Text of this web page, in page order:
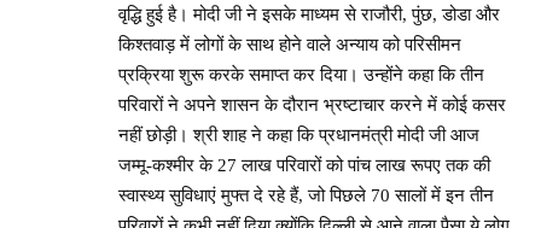
वृद्धि हुई है। मोदी जी ने इसके माध्यम से राजौरी, पुंछ, डोडा और
किश्तवाड़ में लोगों के साथ होने वाले अन्याय को परिसीमन
प्रक्रिया शुरू करके समाप्त कर दिया। उन्होंने कहा कि तीन
परिवारों ने अपने शासन के दौरान भ्रष्टाचार करने में कोई कसर
नहीं छोड़ी। श्री शाह ने कहा कि प्रधानमंत्री मोदी जी आज
जम्मू-कश्मीर के 27 लाख परिवारों को पांच लाख रूपए तक की
स्वास्थ्य सुविधाएं मुफ्त दे रहे हैं, जो पिछले 70 सालों में इन तीन